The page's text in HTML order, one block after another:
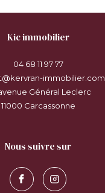
kic immobilier
04 68 11 97 77
immobilier.com
Général Leclerc
11000
carcassonne
nous suivre sur